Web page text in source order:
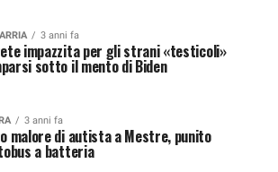
3 anni fa
impazzita per gli strani «testicoli»
sotto il mento di Biden
3 anni fa
malore di autista a Mestre, punito
a batteria